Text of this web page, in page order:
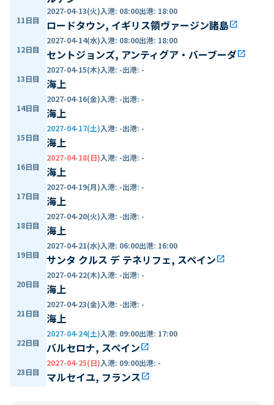
11日目
2027-04-13(火)入港: 08:00出港: 18:00
ロードタウン, イギリス領ヴァージン諸島open_in_new
12日目
2027-04-14(水)入港: 08:00出港: 18:00
セントジョンズ, アンティグア・バーブーダopen_in_new
13日目
2027-04-15(木)入港: -出港: -
海上
14日目
2027-04-16(金)入港: -出港: -
海上
15日目
2027-04-17(土)入港: -出港: -
海上
16日目
2027-04-18(日)入港: -出港: -
海上
17日目
2027-04-19(月)入港: -出港: -
海上
18日目
2027-04-20(火)入港: -出港: -
海上
19日目
2027-04-21(水)入港: 06:00出港: 16:00
サンタ クルス デ テネリフェ, スペインopen_in_new
20日目
2027-04-22(木)入港: -出港: -
海上
21日目
2027-04-23(金)入港: -出港: -
海上
22日目
2027-04-24(土)入港: 09:00出港: 17:00
バルセロナ, スペインopen_in_new
23日目
2027-04-25(日)入港: 09:00出港: -
マルセイユ, フランスopen_in_new